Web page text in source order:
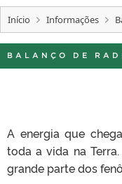
TELEFONES
Início Informações
BALANÇO DE
A energia que
toda a vida na
grande parte dos